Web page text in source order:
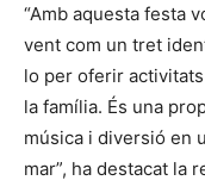
“Amb aquesta festa
vent com un tret
lo per oferir
la família. És una
música i diversió en
mar”, ha destacat la